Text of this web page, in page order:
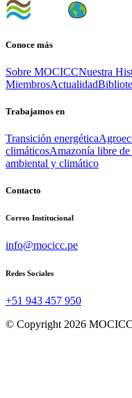
Conoce más
Sobre MOCICCNuestra
MiembrosActualidad
Trabajamos en
Transición energética
climáticosAmazonía libre
ambiental y climático
Contacto
Correo Institucional
info@mocicc.pe
Redes Sociales
+51 943 457 950
© Copyright 2026